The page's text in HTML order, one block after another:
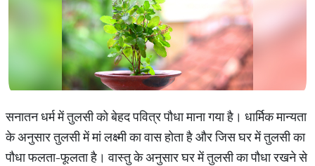
सनातन धर्म में तुलसी को बेहद पवित्र पौधा माना गया है। धार्मिक मान्यता
के अनुसार तुलसी में मां लक्ष्मी का वास होता है और जिस घर में तुलसी का
पौधा फलता-फूलता है। वास्तु के अनुसार घर में तुलसी का पौधा रखने से